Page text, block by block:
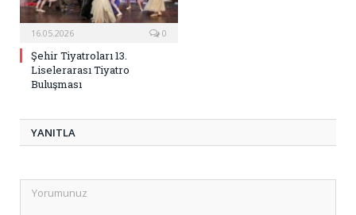
16.05.2026 0
Şehir Tiyatroları 13.
Liselerarası Tiyatro
Buluşması
YANITLA